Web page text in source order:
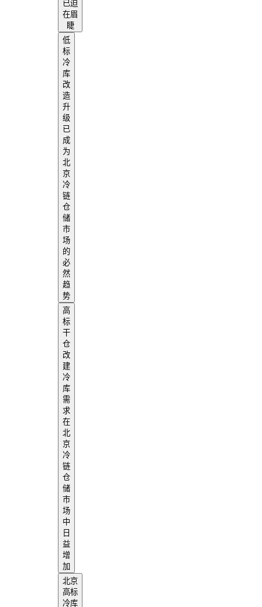
已迫
在眉
睫
低
标
冷
库
改
造
升
级
已
成
为
北
京
冷
链
仓
储
市
场
的
必
然
趋
势
高
标
干
仓
改
建
冷
库
需
求
在
北
京
冷
链
仓
储
市
场
中
日
益
增
加
北京
高标
冷库